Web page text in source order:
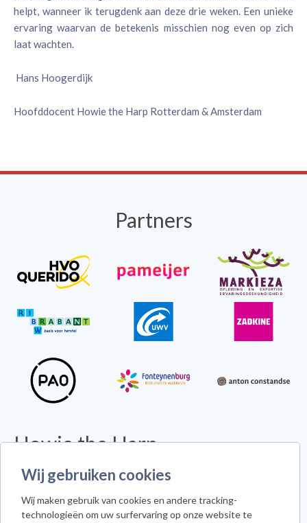
Wij gebruiken cookies
Wij maken gebruik van cookies en andere tracking-
technologieën om uw surfervaring op onze website te
helpt, wanneer ik terugdenk aan deze drie weken. Een unieke
ervaring waarvan de betekenis misschien nog even op zich
laat wachten.
Hans Hoogerdijk
Hoofddocent Howie the Harp Rotterdam & Amsterdam
Partners
Howie the Harp
© 2026 - Alle rechten voorbehouden -Disclaimer
Cookie instellingen